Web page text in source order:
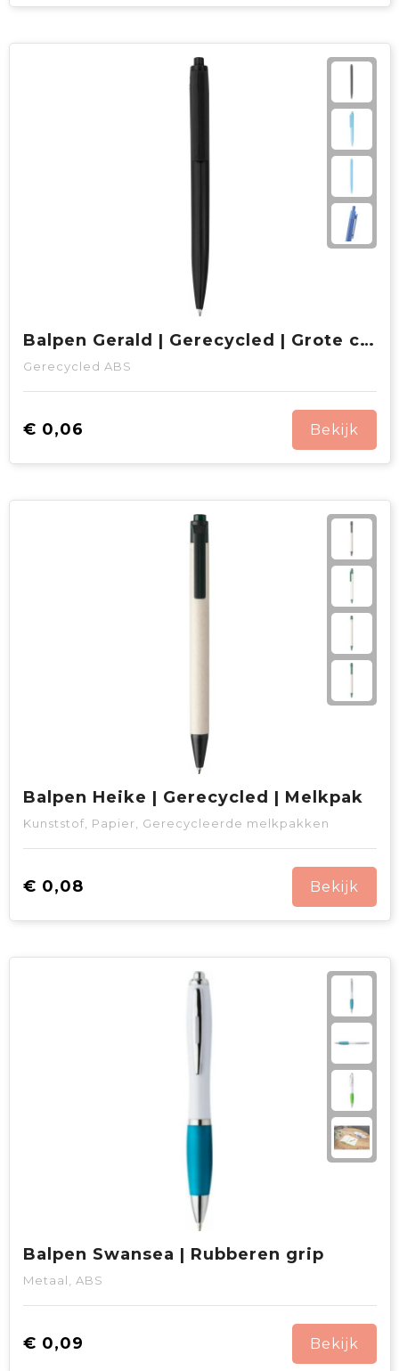
Balpen Gerald | Gerecycled | Grote clip
Gerecycled ABS
€ 0,06 Bekijk
Balpen Heike | Gerecycled | Melkpak
Kunststof, Papier, Gerecycleerde melkpakken
€ 0,08 Bekijk
Balpen Swansea | Rubberen grip
Metaal, ABS
€ 0,09 Bekijk